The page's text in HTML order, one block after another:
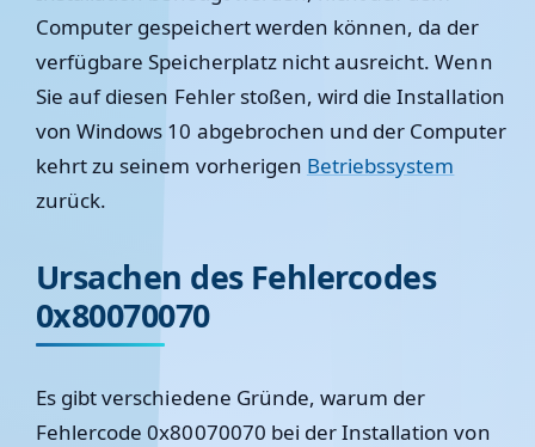
Computer gespeichert werden können, da der
verfügbare Speicherplatz nicht ausreicht. Wenn
Sie auf diesen Fehler stoßen, wird die Installation
von Windows 10 abgebrochen und der Computer
kehrt zu seinem vorherigen Betriebssystem
zurück.
Ursachen des Fehlercodes
0x80070070
Es gibt verschiedene Gründe, warum der
Fehlercode 0x80070070 bei der Installation von